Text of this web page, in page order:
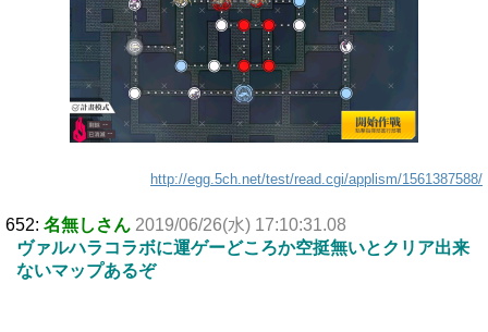
http://egg.5ch.net/test/read.cgi/applism/1561387588/
652: 名無しさん 2019/06/26(水) 17:10:31.08
ヴァルハラコラボに運ゲーどころか空挺無いとクリア出来
ないマップあるぞ